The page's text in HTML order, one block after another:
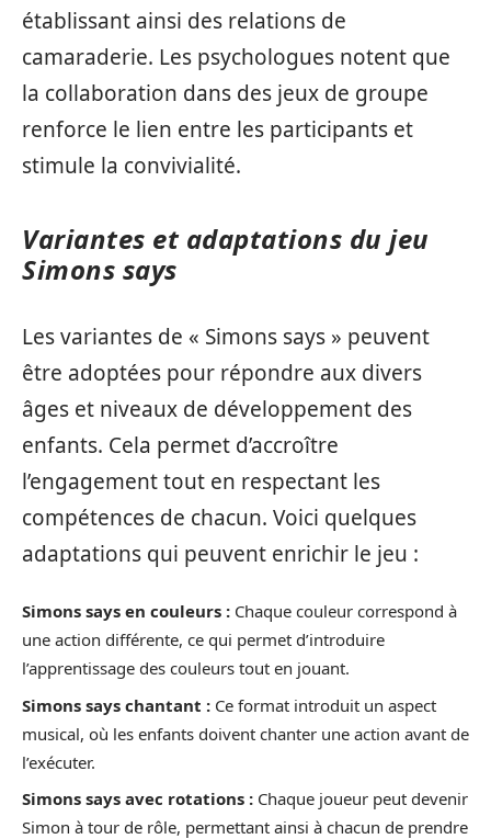
établissant ainsi des relations de
camaraderie. Les psychologues notent que
la collaboration dans des jeux de groupe
renforce le lien entre les participants et
stimule la convivialité.
Variantes et adaptations du jeu
Simons says
Les variantes de « Simons says » peuvent
être adoptées pour répondre aux divers
âges et niveaux de développement des
enfants. Cela permet d’accroître
l’engagement tout en respectant les
compétences de chacun. Voici quelques
adaptations qui peuvent enrichir le jeu :
Simons says en couleurs : Chaque couleur correspond à
une action différente, ce qui permet d’introduire
l’apprentissage des couleurs tout en jouant.
Simons says chantant : Ce format introduit un aspect
musical, où les enfants doivent chanter une action avant de
l’exécuter.
Simons says avec rotations : Chaque joueur peut devenir
Simon à tour de rôle, permettant ainsi à chacun de prendre